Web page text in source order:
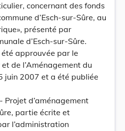
concernant des fonds
d’Esch-sur-Sûre, au
présenté par
d’Esch-sur-Sûre.
approuvée par le
de l’Aménagement du
juin 2007 et a été publiée
Projet d’aménagement
partie écrite et
l’administration